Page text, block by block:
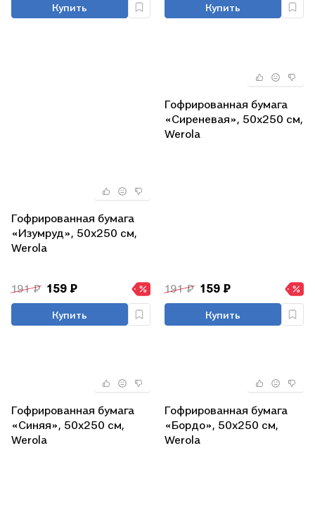
Купить Купить
Гофрированная бумага
«Изумруд», 50х250 см,
Werola
191 ₽ 159 ₽
Купить
Гофрированная бумага
«Сиреневая», 50х250 см,
Werola
191 ₽ 159 ₽
Купить
Гофрированная бумага
«Синяя», 50х250 см,
Werola
Гофрированная бумага
«Бордо», 50х250 см,
Werola